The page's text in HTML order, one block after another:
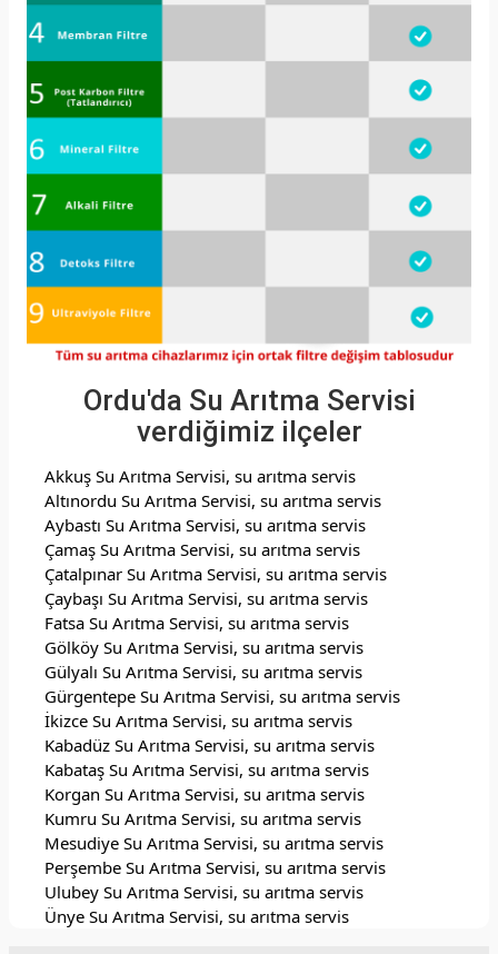
Ordu'da Su Arıtma Servisi
verdiğimiz ilçeler
Akkuş Su Arıtma Servisi, su arıtma servis
Altınordu Su Arıtma Servisi, su arıtma servis
Aybastı Su Arıtma Servisi, su arıtma servis
Çamaş Su Arıtma Servisi, su arıtma servis
Çatalpınar Su Arıtma Servisi, su arıtma servis
Çaybaşı Su Arıtma Servisi, su arıtma servis
Fatsa Su Arıtma Servisi, su arıtma servis
Gölköy Su Arıtma Servisi, su arıtma servis
Gülyalı Su Arıtma Servisi, su arıtma servis
Gürgentepe Su Arıtma Servisi, su arıtma servis
İkizce Su Arıtma Servisi, su arıtma servis
Kabadüz Su Arıtma Servisi, su arıtma servis
Kabataş Su Arıtma Servisi, su arıtma servis
Korgan Su Arıtma Servisi, su arıtma servis
Kumru Su Arıtma Servisi, su arıtma servis
Mesudiye Su Arıtma Servisi, su arıtma servis
Perşembe Su Arıtma Servisi, su arıtma servis
Ulubey Su Arıtma Servisi, su arıtma servis
Ünye Su Arıtma Servisi, su arıtma servis